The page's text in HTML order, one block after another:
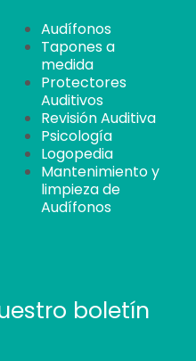
Audífonos
Tapones a
medida
Protectores
Auditivos
Revisión Auditiva
Psicología
Logopedia
Mantenimiento y
limpieza de
Audífonos
boletín